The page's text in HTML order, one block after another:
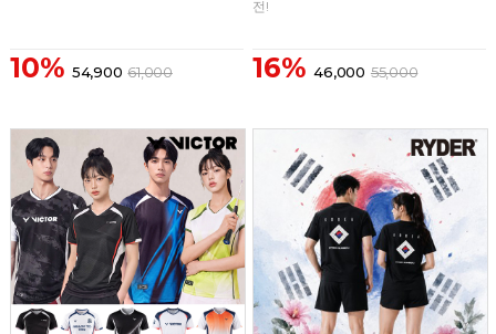
10% 54,900 61,000
전!
16% 46,000 55,000